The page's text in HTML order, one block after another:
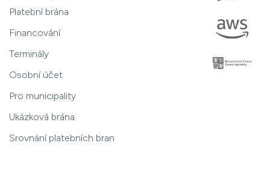
Platební brána
Financování
Terminály
Osobní účet
Pro municipality
Ukázková brána
Srovnání platebních bran